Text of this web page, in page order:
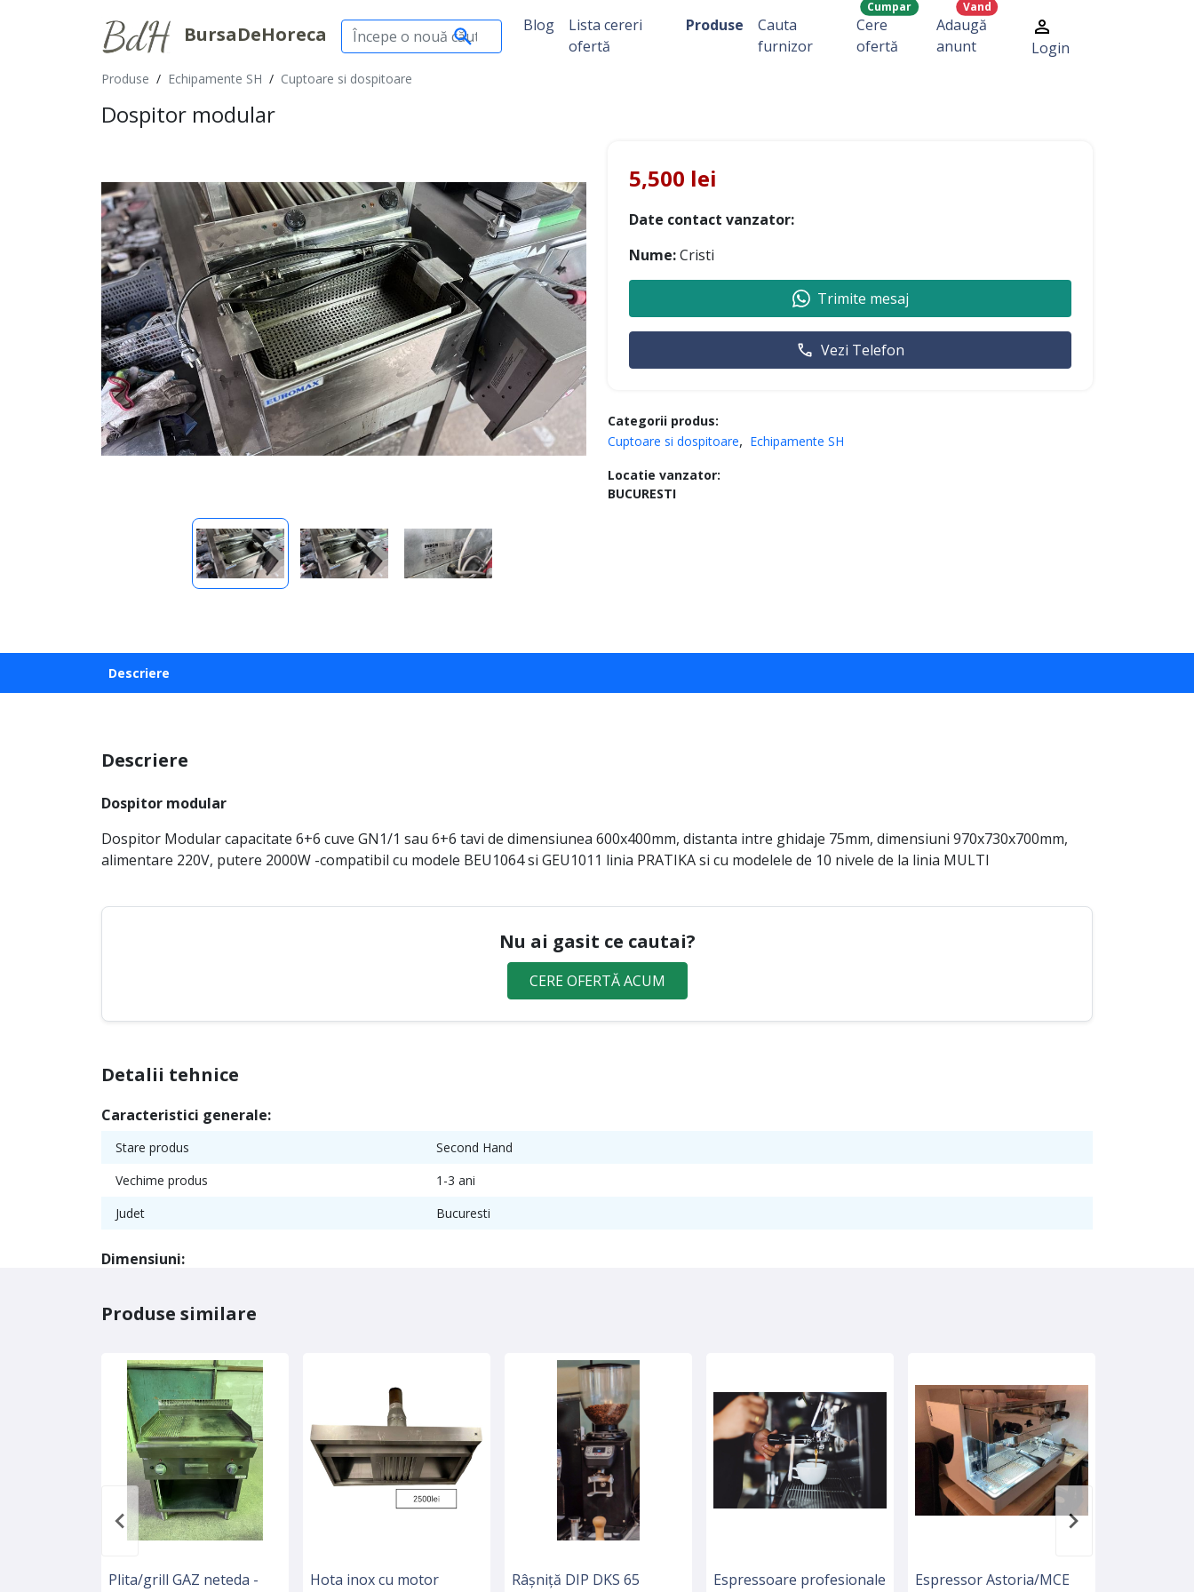
BursaDeHoreca Blog
Lista cereri
ofertă
Produse
Cauta
furnizor
Cere
ofertă
Cumpar
Adaugă
anunt
Vand
Login
Produse / Echipamente SH / Cuptoare si dospitoare
Dospitor modular
Categorii produs:
Cuptoare si dospitoare
Echipamente SH
Locatie vanzator:
BUCURESTI
5,500 lei
Date contact vanzator:
Nume:Cristi
Trimite mesaj
Vezi Telefon
Descriere
Descriere
Dospitor modular
Dospitor Modular capacitate 6+6 cuve GN1/1 sau 6+6 tavi de dimensiunea 600x400mm, distanta intre ghidaje 75mm, dimensiuni 970x730x700mm,
alimentare 220V, putere 2000W -compatibil cu modele BEU1064 si GEU1011 linia PRATIKA si cu modelele de 10 nivele de la linia MULTI
Nu ai gasit ce cautai?
CERE OFERTĂ ACUM
Detalii tehnice
Caracteristici generale:
Stare produs
Second Hand
Vechime produs
1-3 ani
Judet
Bucuresti
Dimensiuni:
Produse similare
Plita/grill GAZ neteda -
Hota inox cu motor
Râșniță DIP DKS 65
Espressoare profesionale
Espressor Astoria/MCE